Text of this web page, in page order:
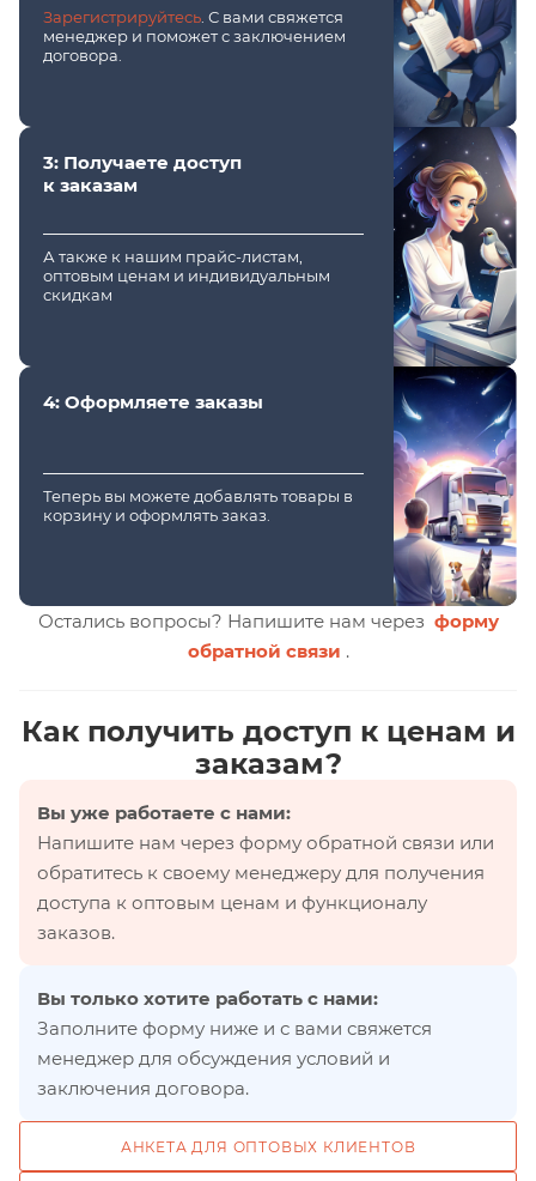
Зарегистрируйтесь . С вами свяжется
менеджер и поможет с заключением
договора.
3: Получаете доступ
к заказам
А также к нашим прайс-листам,
оптовым ценам и индивидуальным
скидкам
4: Оформляете заказы
Теперь вы можете добавлять товары в
корзину и оформлять заказ.
Остались вопросы? Напишите нам через форму
обратной связи .
Как получить доступ к ценам и
заказам?
Вы уже работаете с нами:
Напишите нам через форму обратной связи или
обратитесь к своему менеджеру для получения
доступа к оптовым ценам и функционалу
заказов.
Вы только хотите работать с нами:
Заполните форму ниже и с вами свяжется
менеджер для обсуждения условий и
заключения договора.
АНКЕТА ДЛЯ ОПТОВЫХ КЛИЕНТОВ